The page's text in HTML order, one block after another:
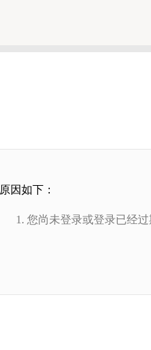
原因如下：
您尚未登录或登录已经